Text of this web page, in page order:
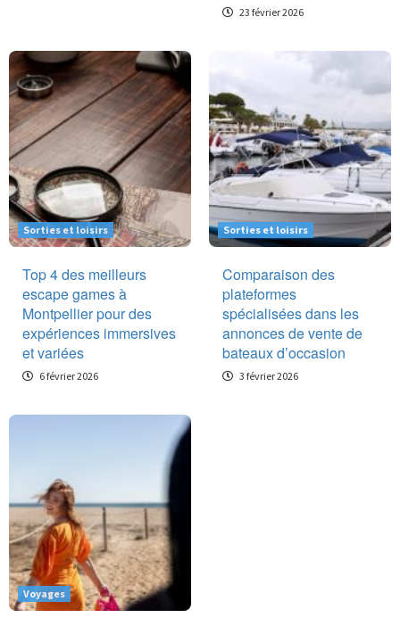
23 février 2026
Sorties et loisirs
Top 4 des meilleurs
escape games à
Montpellier pour des
expériences immersives
et variées
6 février 2026
Sorties et loisirs
Comparaison des
plateformes
spécialisées dans les
annonces de vente de
bateaux d’occasion
3 février 2026
Voyages